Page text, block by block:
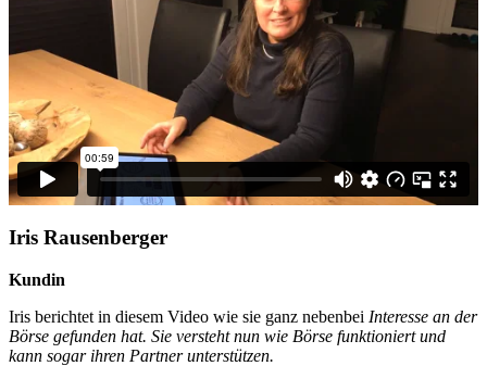
Iris Rausenberger
Kundin
Iris berichtet in diesem Video wie sie ganz nebenbei Interesse an der
Börse gefunden hat. Sie versteht nun wie Börse funktioniert und
kann sogar ihren Partner unterstützen.